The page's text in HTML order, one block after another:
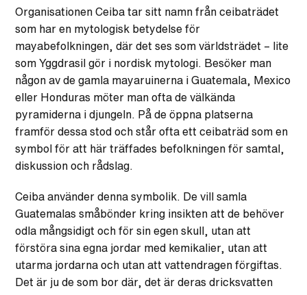
Organisationen Ceiba tar sitt namn från ceibaträdet
som har en mytologisk betydelse för
mayabefolkningen, där det ses som världsträdet – lite
som Yggdrasil gör i nordisk mytologi. Besöker man
någon av de gamla mayaruinerna i Guatemala, Mexico
eller Honduras möter man ofta de välkända
pyramiderna i djungeln. På de öppna platserna
framför dessa stod och står ofta ett ceibaträd som en
symbol för att här träffades befolkningen för samtal,
diskussion och rådslag.
Ceiba använder denna symbolik. De vill samla
Guatemalas småbönder kring insikten att de behöver
odla mångsidigt och för sin egen skull, utan att
förstöra sina egna jordar med kemikalier, utan att
utarma jordarna och utan att vattendragen förgiftas.
Det är ju de som bor där, det är deras dricksvatten